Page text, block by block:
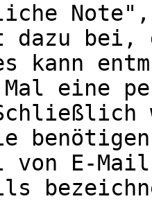
dazu bei,
kann
eine
von E-